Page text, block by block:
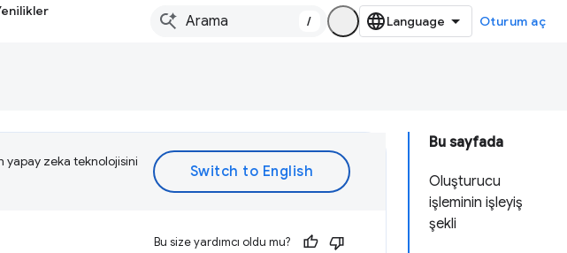
/ Oturum aç
Bu sayfada
Oluşturucu
işleminin işleyiş
şekli
zeka teknolojisini
Bu size yardımcı oldu mu?